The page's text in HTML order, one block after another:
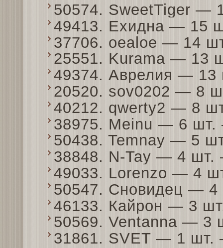
50574. SweetTiger —
49413. Ехидна — 15
37706. oealoe — 14
25551. Kurama — 13
49374. Аврелия —
20520. sov0202 — 8
40212. qwerty2 — 8
38975. Meinu — 6
50438. Temnay — 5
38848. N-Tay — 4
49033. Lorenzo — 4
50547. Сновидец —
46133. Кайрон — 3
50569. Ventanna —
31861. SVET — 1